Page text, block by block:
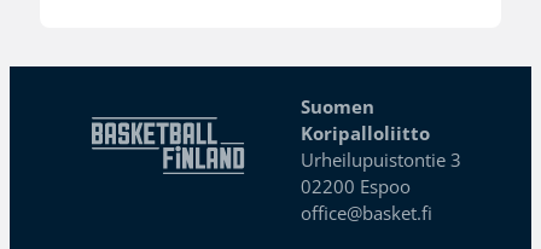
Suomen
Koripalloliitto
Urheilupuistontie 3
02200 Espoo
office@basket.fi